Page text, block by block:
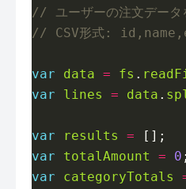
var data = fs .
var
lines = data .
var results =
var
totalAmount = 0
var
categoryTotals